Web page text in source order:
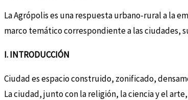
La Agrópolis es una respuesta urbano-rural a la
marco temático correspondiente a las ciudades,
I. INTRODUCCIÓN
Ciudad es espacio construido, zonificado,
La ciudad, junto con la religión, la ciencia y el